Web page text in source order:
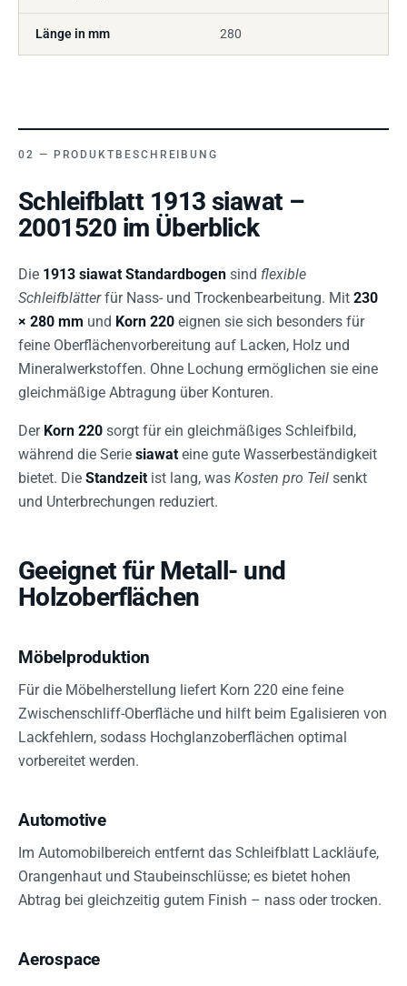
Länge in mm 280
PRODUKTBESCHREIBUNG
Schleifblatt 1913 siawat –
2001520 im Überblick
Die 1913 siawat Standardbogen sind flexible
Schleifblätterfür Nass- und Trockenbearbeitung. Mit 230
× 280 mm und Korn 220 eignen sie sich besonders für
feine Oberflächenvorbereitung auf Lacken, Holz und
Mineralwerkstoffen. Ohne Lochung ermöglichen sie eine
gleichmäßige Abtragung über Konturen.
Der Korn 220 sorgt für ein gleichmäßiges Schleifbild,
während die Serie siawat eine gute Wasserbeständigkeit
bietet. Die Standzeit ist lang, was Kosten pro Teil senkt
und Unterbrechungen reduziert.
Geeignet für Metall- und
Holzoberflächen
Möbelproduktion
Für die Möbelherstellung liefert Korn 220 eine feine
Zwischenschliff-Oberfläche und hilft beim Egalisieren von
Lackfehlern, sodass Hochglanzoberflächen optimal
vorbereitet werden.
Automotive
Im Automobilbereich entfernt das Schleifblatt Lackläufe,
Orangenhaut und Staubeinschlüsse; es bietet hohen
Abtrag bei gleichzeitig gutem Finish – nass oder trocken.
Aerospace